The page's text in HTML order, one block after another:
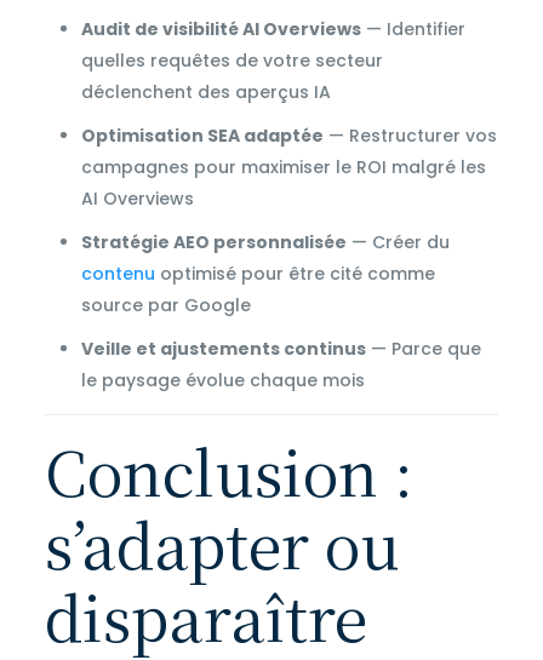
Audit de visibilité AI Overviews— Identifier
quelles requêtes de votre secteur
déclenchent des aperçus IA
Optimisation SEA adaptée — Restructurer vos
campagnes pour maximiser le ROI malgré les
AI Overviews
Stratégie AEO personnalisée — Créer du
contenu optimisé pour être cité comme
source par Google
Veille et ajustements continus— Parce que
le paysage évolue chaque mois
Conclusion :
s’adapter ou
disparaître